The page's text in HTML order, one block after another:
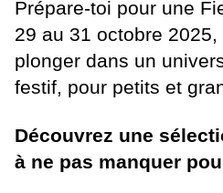
Musiques
Fiesta
En tournée
100 Dessus
Projets
participatifs
Prépare-toi pour une
29 au 31 octobre 2025,
plonger dans un
festif, pour petits et
Découvrez une
à ne pas manquer